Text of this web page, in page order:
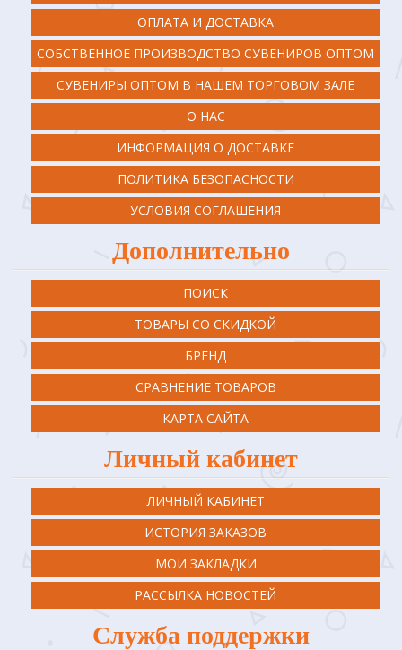
ОПЛАТА И ДОСТАВКА
СОБСТВЕННОЕ ПРОИЗВОДСТВО СУВЕНИРОВ ОПТОМ
СУВЕНИРЫ ОПТОМ В НАШЕМ ТОРГОВОМ ЗАЛЕ
О НАС
ИНФОРМАЦИЯ О ДОСТАВКЕ
ПОЛИТИКА БЕЗОПАСНОСТИ
УСЛОВИЯ СОГЛАШЕНИЯ
Дополнительно
ПОИСК
ТОВАРЫ СО СКИДКОЙ
БРЕНД
СРАВНЕНИЕ ТОВАРОВ
КАРТА САЙТА
Личный кабинет
ЛИЧНЫЙ КАБИНЕТ
ИСТОРИЯ ЗАКАЗОВ
МОИ ЗАКЛАДКИ
РАССЫЛКА НОВОСТЕЙ
Служба поддержки